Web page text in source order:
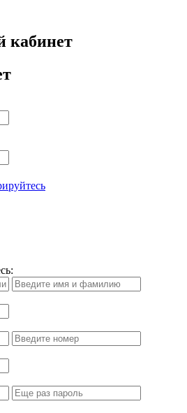
кабинет